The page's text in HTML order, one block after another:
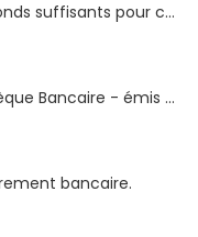
coûts résultant de sa Commande.
lors que le montant de sa Commande ne dépasse pas 1.500 Euros.
bancaire.